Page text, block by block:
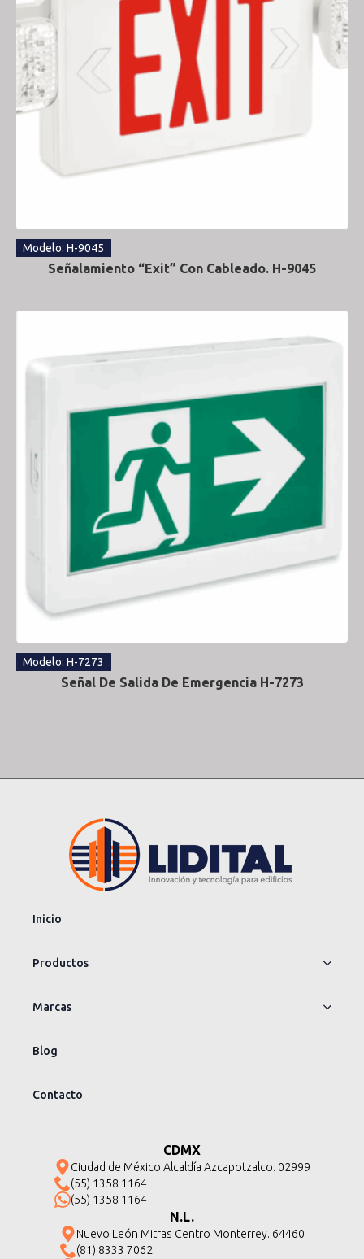
Modelo: H-9045
Señalamiento “Exit” Con Cableado. H-9045
Modelo: H-7273
Señal De Salida De Emergencia H-7273
Inicio
Productos
Marcas
Blog
Contacto
CDMX
Ciudad de México Alcaldía Azcapotzalco. 02999
(55) 1358 1164
(55) 1358 1164
N.L.
Nuevo León Mitras Centro Monterrey. 64460
(81) 8333 7062